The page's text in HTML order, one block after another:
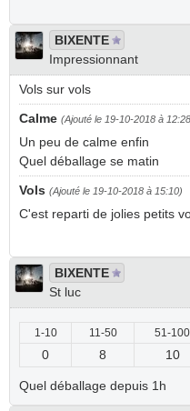
BIXENTE
Impressionnant
Vols sur vols
Calme (Ajouté le 19-10-2018 à
Un peu de calme enfin
Quel déballage se matin
Vols (Ajouté le 19-10-2018 à 15:10)
C'est reparti de jolies petits
BIXENTE
St luc
1-10 11-50 51-100
0 8 10
Quel déballage depuis 1h